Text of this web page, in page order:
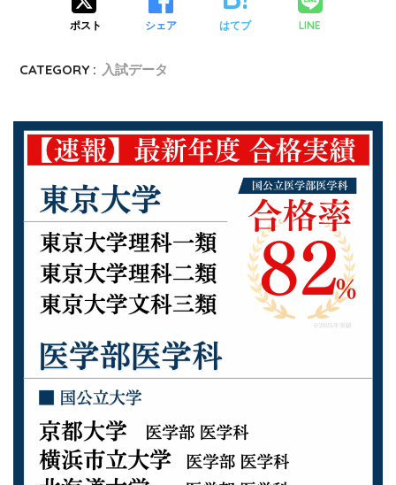
ポスト シェア はてブ LINE
CATEGORY : 入試データ